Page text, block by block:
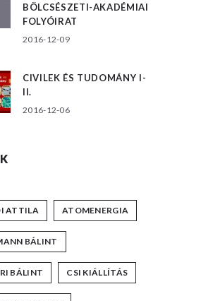
BÖLCSÉSZETI-AKADÉMIAI
FOLYÓIRAT
2016-12-09
CIVILEK ÉS TUDOMÁNY I-
II.
2016-12-06
ATTILA ATOMENERGIA
BÁLINT
BÁLINT CSI KIÁLLÍTÁS